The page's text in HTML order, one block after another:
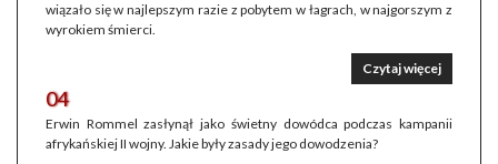
wiązało się w najlepszym razie z pobytem w łagrach, w najgorszym z
wyrokiem śmierci.
Czytaj więcej
04
Erwin Rommel zasłynął jako świetny dowódca podczas kampanii
afrykańskiej II wojny. Jakie były zasady jego dowodzenia?